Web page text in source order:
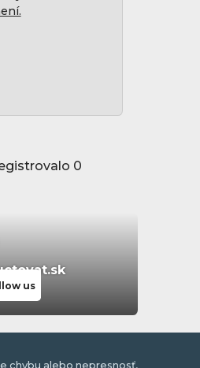
0
us
chybu alebo nepresnosť,